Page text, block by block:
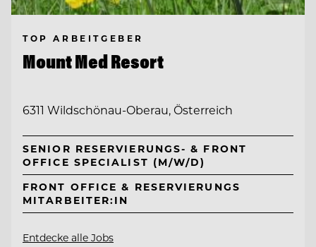
TOP ARBEITGEBER
Mount Med Resort
6311 Wildschönau-Oberau, Österreich
SENIOR RESERVIERUNGS- & FRONT
OFFICE SPECIALIST (M/W/D)
FRONT OFFICE & RESERVIERUNGS
MITARBEITER:IN
Entdecke alle Jobs